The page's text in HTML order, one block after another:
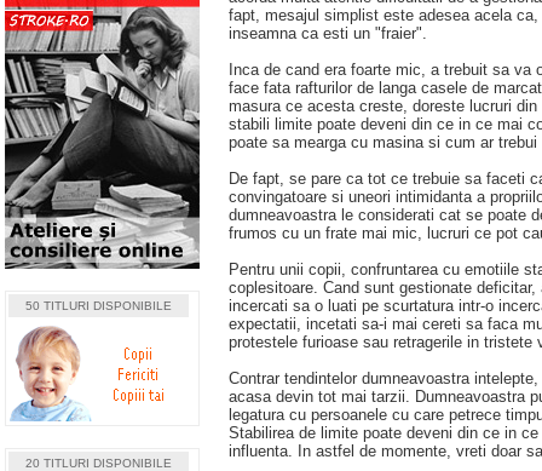
50 TITLURI DISPONIBILE
20 TITLURI DISPONIBILE
fapt, mesajul simplist este adesea acela
inseamna ca esti un "fraier".
Inca de cand era foarte mic, a trebuit sa
face fata rafturilor de langa casele de
masura ce acesta creste, doreste lucruri
stabili limite poate deveni din ce in ce mai
poate sa mearga cu masina si cum ar
De fapt, se pare ca tot ce trebuie sa faceti
convingatoare si uneori intimidanta a
dumneavoastra le considerati cat se poate
frumos cu un frate mai mic, lucruri ce pot
Pentru unii copii, confruntarea cu emotiile
coplesitoare. Cand sunt gestionate
incercati sa o luati pe scurtatura intr-o
expectatii, incetati sa-i mai cereti sa faca
protestele furioase sau retragerile in
Contrar tendintelor dumneavoastra
acasa devin tot mai tarzii. Dumneavoastra
legatura cu persoanele cu care petrece
Stabilirea de limite poate deveni din ce in
influenta. In astfel de momente, vreti doar